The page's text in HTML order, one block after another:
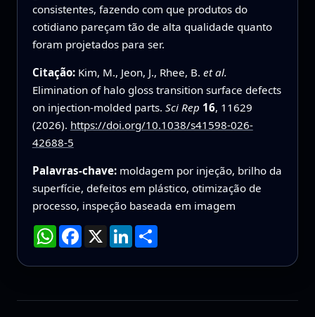
consistentes, fazendo com que produtos do
cotidiano pareçam tão de alta qualidade quanto
foram projetados para ser.
Citação: Kim, M., Jeon, J., Rhee, B. et al.
Elimination of halo gloss transition surface defects
on injection-molded parts. Sci Rep 16, 11629
(2026). https://doi.org/10.1038/s41598-026-
42688-5
Palavras-chave: moldagem por injeção, brilho da
superfície, defeitos em plástico, otimização de
processo, inspeção baseada em imagem
WhatsApp
Facebook
X LinkedInCompartilhar